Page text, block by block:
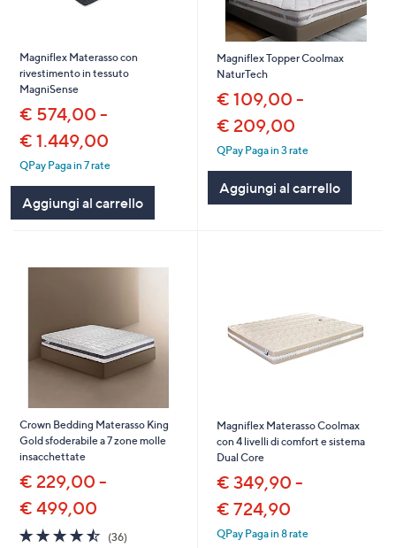
Magniflex Materasso con
rivestimento in tessuto
MagniSense
€ 574,00 -
€ 1.449,00
QPay Paga in 7 rate
Aggiungi al carrello
Magniflex Topper Coolmax
NaturTech
€ 109,00 -
€ 209,00
QPay Paga in 3 rate
Aggiungi al carrello
Crown Bedding Materasso King
Gold sfoderabile a 7 zone molle
insacchettate
€ 229,00 -
€ 499,00
4.4
(36)
Magniflex Materasso Coolmax
con 4 livelli di comfort e sistema
Dual Core
€ 349,90 -
€ 724,90
QPay Paga in 8 rate